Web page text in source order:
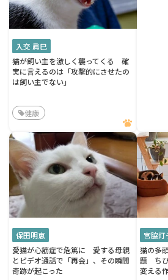
入交 眞巳
猫が飼い主を激しく襲ってくる 確
実に言えるのは「攻撃的にさせたの
は飼い主でない」
健康
保田明恵
愛猫が心筋症で危篤に 愛する母親
とビデオ通話で「再会」、その瞬間
奇跡が起こった
宮脇灯
猫の多
題 ちび
変える